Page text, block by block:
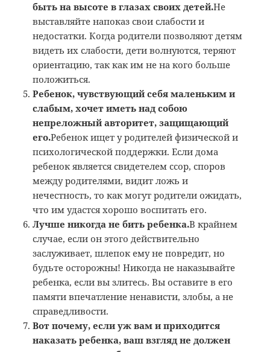
быть на высоте в глазах своих детей.Не
выставляйте напоказ свои слабости и
недостатки. Когда родители позволяют детям
видеть их слабости, дети волнуются, теряют
ориентацию, так как им не на кого больше
положиться.
Ребенок, чувствующий себя маленьким и
слабым, хочет иметь над собою
непреложный авторитет, защищающий
его.Ребенок ищет у родителей физической и
психологической поддержки. Если дома
ребенок является свидетелем ссор, споров
между родителями, видит ложь и
нечестность, то как могут родители ожидать,
что им удастся хорошо воспитать его.
Лучше никогда не бить ребенка.В крайнем
случае, если он этого действительно
заслуживает, шлепок ему нe повредит, но
будьте осторожны! Никогда не наказывайте
ребенка, если вы злитесь. Вы оставите в его
памяти впечатление ненависти, злобы, а не
справедливости.
Вот почему, если уж вам и приходится
наказать ребенка, ваш взгляд не должен